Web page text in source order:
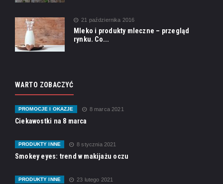
21 października 2016
Mleko i produkty mleczne – przegląd
rynku. Co...
WARTO ZOBACZYĆ
PROMOCJE I OKAZJE 8 marca 2021
Ciekawostki na 8 marca
PRODUKTY INNE 8 stycznia 2021
Smokey eyes: trend w makijażu oczu
PRODUKTY INNE 23 lutego 2021